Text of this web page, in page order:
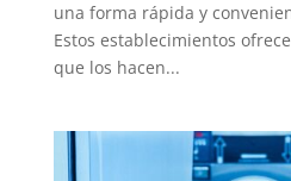
una forma rápida y
Estos establecimientos
que los hacen...